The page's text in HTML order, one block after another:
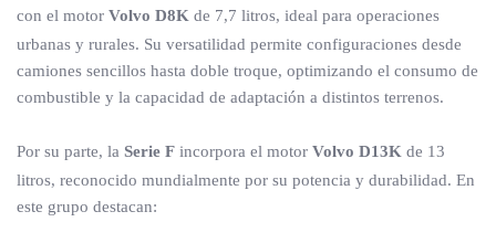
con el motor Volvo D8K de 7,7 litros, ideal para operaciones
urbanas y rurales. Su versatilidad permite configuraciones desde
camiones sencillos hasta doble troque, optimizando el consumo de
combustible y la capacidad de adaptación a distintos terrenos.
Por su parte, la Serie F incorpora el motor Volvo D13K de 13
litros, reconocido mundialmente por su potencia y durabilidad. En
este grupo destacan: